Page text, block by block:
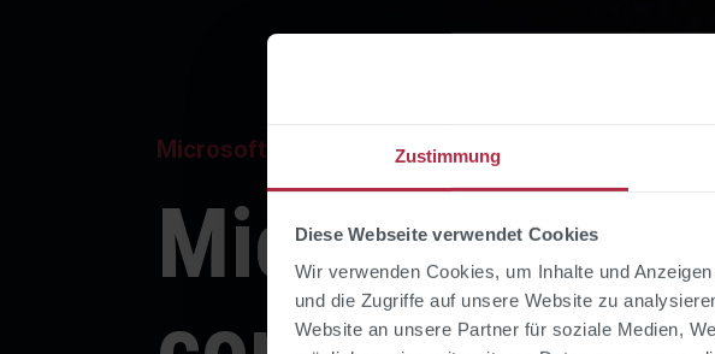
Zustimmung
Diese Webseite verwendet Cookies
Wir verwenden Cookies, um Inhalte und
und die Zugriffe auf unsere Website zu
Website an unsere Partner für soziale Medien,
Microsoft | Consulting
Microsoft